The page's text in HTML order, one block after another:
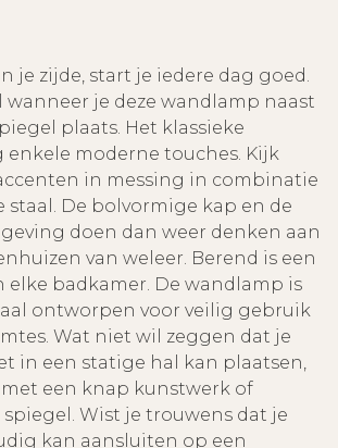
je zijde, start je iedere dag goed.
wanneer je deze wandlamp naast
plaats. Het klassieke
moderne touches. Kijk
in messing in combinatie
staal. De bolvormige kap en de
doen dan weer denken aan
van weleer. Berend is een
elke badkamer. De wandlamp is
ontworpen voor veilig gebruik
Wat niet wil zeggen dat je
in een statige hal kan plaatsen,
een knap kunstwerk of
Wist je trouwens dat je
kan aansluiten op een